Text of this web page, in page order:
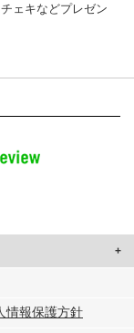
ェキなどプレゼン
たコンテンツや広告の
情報保護方針